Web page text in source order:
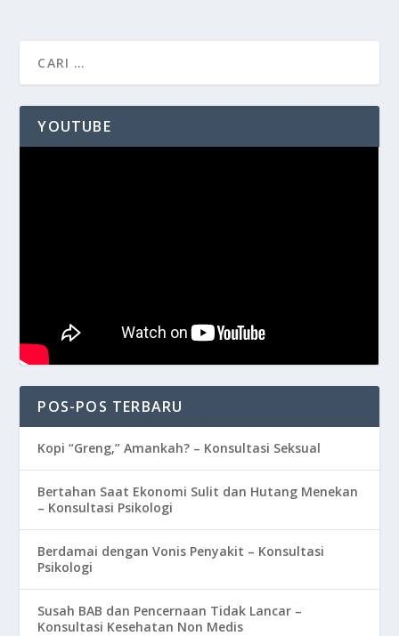
YOUTUBE
POS-POS TERBARU
Kopi “Greng,” Amankah? – Konsultasi Seksual
Bertahan Saat Ekonomi Sulit dan Hutang Menekan
– Konsultasi Psikologi
Berdamai dengan Vonis Penyakit – Konsultasi
Psikologi
Susah BAB dan Pencernaan Tidak Lancar –
Konsultasi Kesehatan Non Medis